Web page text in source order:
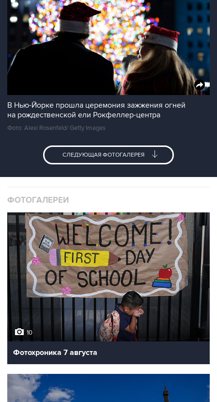
В Нью-Йорке прошла церемония зажжения огней
на рождественской ели Рокфеллер-центра
Фото: Alexi Rosenfeld/ Getty Images
СЛЕДУЮЩАЯ ФОТОГАЛЕРЕЯ
ФОТОГАЛЕРЕИ
10
Фотохроника 7 августа